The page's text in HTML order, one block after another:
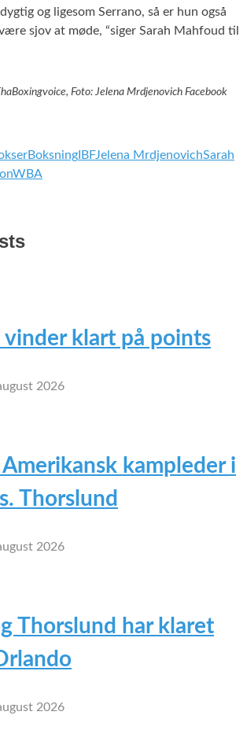
og ligesom Serrano, så er hun også
sjov at møde, “siger Sarah Mahfoud til
Foto: Jelena Mrdjenovich Facebook
Boksning IBFJelena MrdjenovichSarah
WBA
klart på points
2026
kampleder i
Thorslund
2026
Thorslund har klaret
2026